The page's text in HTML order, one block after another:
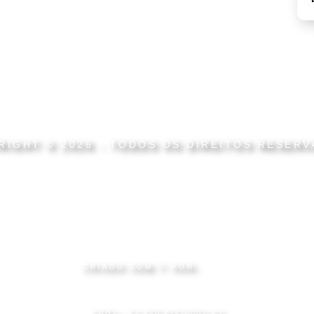
© 2026 - TODOS OS DIREITOS
CRIADO COM 🤍 POR: